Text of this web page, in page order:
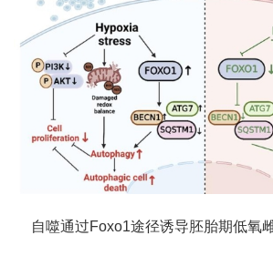
自噬通过Foxo1途径诱导胚胎期低氧